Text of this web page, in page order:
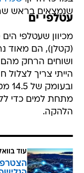
מכיוון שעטלפי הים
(קטלן), הם מאוד
ושוחים הרחק
הייתי צריך
מתחת למים כדי
הלהקה.
הגלישה
בשיתוף